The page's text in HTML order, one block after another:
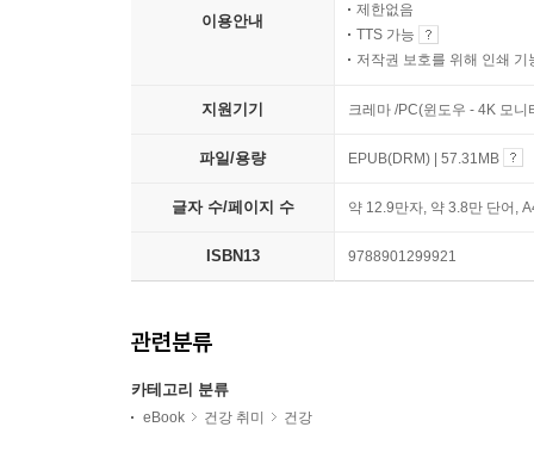
이용안내
제한없음
TTS 가능
저작권 보호를 위해 인쇄 기
지원기기 크레마 /PC(윈도우 - 4K 모
파일/용량 EPUB(DRM) | 57.31MB
글자 수/페이지 수 약 12.9만자, 약 3.8만 단어,
ISBN13 9788901299921
관련분류
카테고리 분류
eBook 건강 취미 건강